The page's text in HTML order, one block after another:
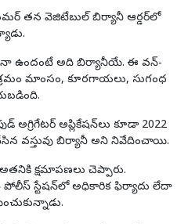
తన వెజిటేబుల్ బిర్యానీ ఆర్డర్‌లో
ఉందంటే అది బిర్యానీయే. ఈ వన్-
మాంసం, కూరగాయలు, సుగంధ
అగ్రిగేటర్ అప్లికేషన్‌లు కూడా 2022
వస్తువు బిర్యానీ అని నివేదించాయి.
క్షమాపణలు చెప్పారు.
స్టేషన్‌లో అధికారిక ఫిర్యాదు లేదా